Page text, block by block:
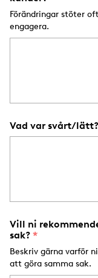
Förändringar stöter
engagera.
Vad var svårt/lätt?
Vill ni
sak?
Beskriv gärna varför
att göra samma sak.